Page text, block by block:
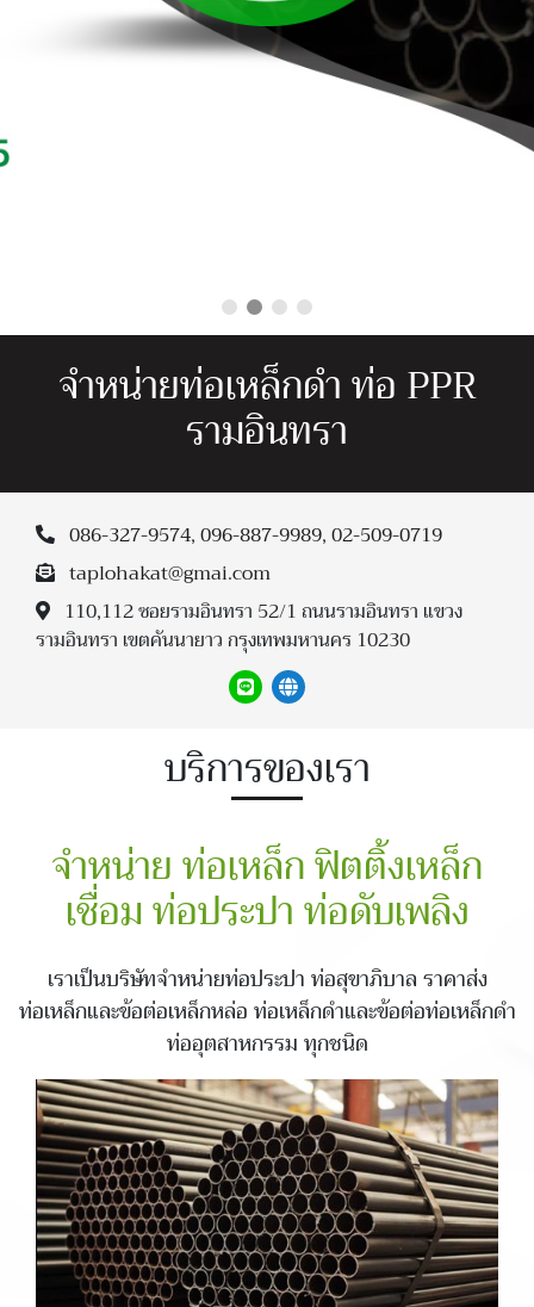
จำหน่ายท่อเหล็กดำ ท่อ PPR
รามอินทรา
086-327-9574,096-887-9989,02-509-0719
taplohakat@gmai.com
110,112 ซอยรามอินทรา 52/1 ถนนรามอินทรา แขวง
รามอินทรา เขตคันนายาว กรุงเทพมหานคร 10230
บริการของเรา
จำหน่าย ท่อเหล็ก ฟิตติ้งเหล็ก
เชื่อม ท่อประปา ท่อดับเพลิง
เราเป็นบริษัทจำหน่ายท่อประปา ท่อสุขาภิบาล ราคาส่ง
ท่อเหล็กและข้อต่อเหล็กหล่อ ท่อเหล็กดำและข้อต่อท่อเหล็กดำ
ท่ออุตสาหกรรม ทุกชนิด